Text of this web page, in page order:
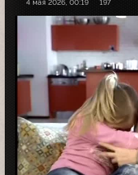
4 мая 2026, 00:19 197